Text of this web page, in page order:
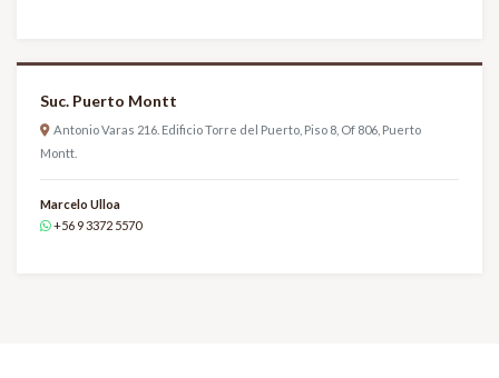
Suc. Puerto Montt
Antonio Varas 216. Edificio Torre del Puerto, Piso 8, Of 806, Puerto
Montt.
Marcelo Ulloa
+56 9 3372 5570